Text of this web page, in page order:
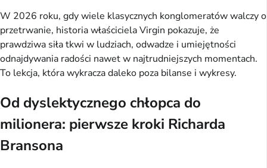
W 2026 roku, gdy wiele klasycznych konglomeratów walczy o
przetrwanie, historia właściciela Virgin pokazuje, że
prawdziwa siła tkwi w ludziach, odwadze i umiejętności
odnajdywania radości nawet w najtrudniejszych momentach.
To lekcja, która wykracza daleko poza bilanse i wykresy.
Od dyslektycznego chłopca do
milionera: pierwsze kroki Richarda
Bransona